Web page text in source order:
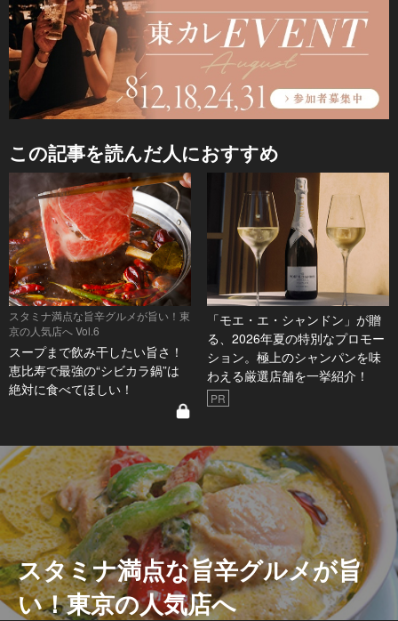
この記事を読んだ人におすすめ
スタミナ満点な旨辛グルメが旨い！東
京の人気店へ Vol.6
スープまで飲み干したい旨さ！
恵比寿で最強の“シビカラ鍋”は
絶対に食べてほしい！
「モエ・エ・シャンドン」が贈
る、2026年夏の特別なプロモー
ション。極上のシャンパンを味
わえる厳選店舗を一挙紹介！
PR
スタミナ満点な旨辛グルメが旨
い！東京の人気店へ